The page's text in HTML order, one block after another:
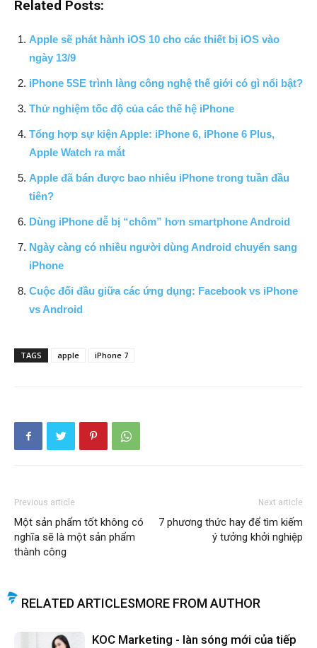
Related Posts:
Apple sẽ phát hành iOS 10 cho các thiết bị iOS vào
ngày 13/9
iPhone 5SE trình làng công nghệ thế giới có gì nổi bật?
Thử nghiệm tốc độ của các thế hệ iPhone
Tổng hợp sự kiện Apple: iPhone 6, iPhone 6 Plus,
Apple Watch ra mắt
Apple đã bán được bao nhiêu iPhone trong tuần đầu
tiên?
Dùng iPhone dễ bị “chôm” hơn smartphone Android
Ngày càng có nhiều người dùng Android chuyển sang
iPhone
Cuộc đối đầu giữa các ứng dụng: Facebook vs iPhone
vs Android
TAGS apple iPhone 7
Previous article
Một sản phẩm tốt không có
nghĩa sẽ là một sản phẩm
thành công
Next article
7 phương thức hay để tìm kiếm
ý tưởng khởi nghiệp
RELATED ARTICLESMORE FROM AUTHOR
KOC Marketing - làn sóng mới của tiếp